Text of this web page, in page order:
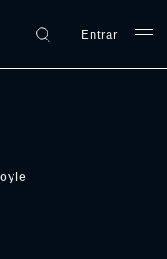
Entrar